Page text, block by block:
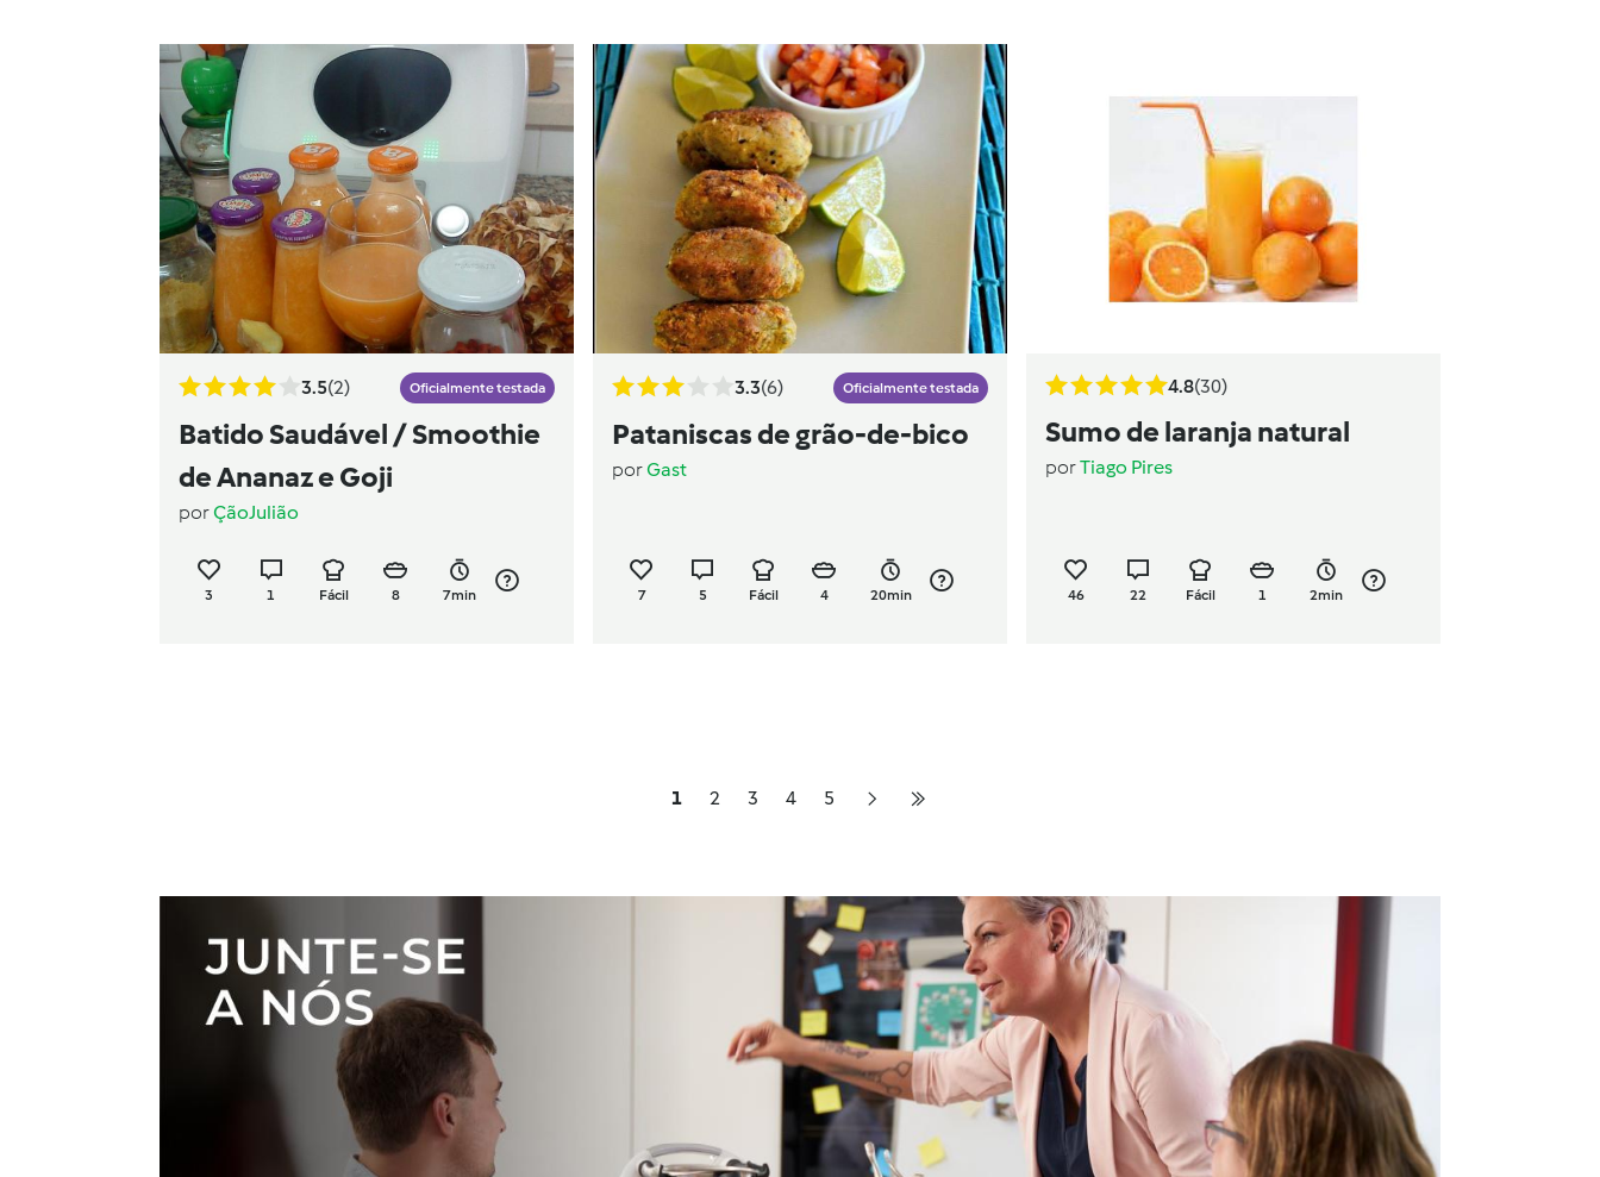
3.5(2) Oficialmente testada
Batido Saudável / Smoothie
de Ananaz e Goji
porÇãoJulião
3 1 Fácil 8 7min
3.3(6) Oficialmente testada
Pataniscas de grão-de-bico
porGast
7 5 Fácil 4 20min
4.8(30)
Sumo de laranja natural
porTiago Pires
46 22 Fácil 1 2min
1 2 3 4 5